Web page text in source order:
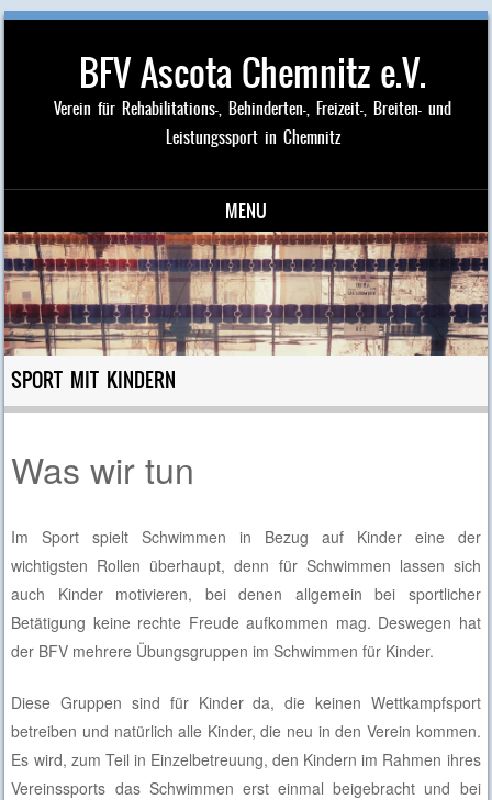
BFV Ascota Chemnitz e.V.
Verein für Rehabilitations-, Behinderten-, Freizeit-, Breiten- und
Leistungssport in Chemnitz
MENU
Skip to content
SPORT MIT KINDERN
Was wir tun
Im Sport spielt Schwimmen in Bezug auf Kinder eine der
wichtigsten Rollen überhaupt, denn für Schwimmen lassen sich
auch Kinder motivieren, bei denen allgemein bei sportlicher
Betätigung keine rechte Freude aufkommen mag. Deswegen hat
der BFV mehrere Übungsgruppen im Schwimmen für Kinder.
Diese Gruppen sind für Kinder da, die keinen Wettkampfsport
betreiben und natürlich alle Kinder, die neu in den Verein kommen.
Es wird, zum Teil in Einzelbetreuung, den Kindern im Rahmen ihres
Vereinssports das Schwimmen erst einmal beigebracht und bei